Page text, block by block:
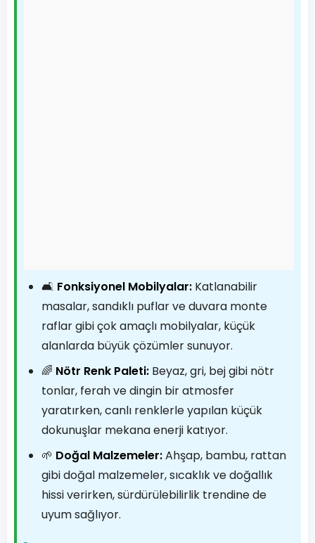
🛋️ Fonksiyonel Mobilyalar: Katlanabilir
masalar, sandıklı puflar ve duvara monte
raflar gibi çok amaçlı mobilyalar, küçük
alanlarda büyük çözümler sunuyor.
🌈 Nötr Renk Paleti: Beyaz, gri, bej gibi nötr
tonlar, ferah ve dingin bir atmosfer
yaratırken, canlı renklerle yapılan küçük
dokunuşlar mekana enerji katıyor.
🌱 Doğal Malzemeler:Ahşap, bambu, rattan
gibi doğal malzemeler, sıcaklık ve doğallık
hissi verirken, sürdürülebilirlik trendine de
uyum sağlıyor.